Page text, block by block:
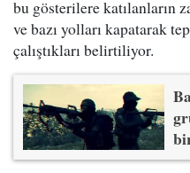
bu gösterilere katılanların
ve bazı yolları kapatarak
çalıştıkları belirtiliyor.